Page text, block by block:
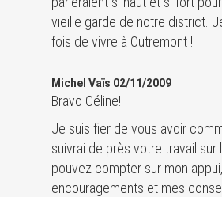
vieille garde de notre district.
fois de vivre à Outremont !
Michel Vaïs 02/11/2009
Bravo Céline!
Je suis fier de vous avoir
suivrai de près votre travail sur
pouvez compter sur mon
encouragements et mes